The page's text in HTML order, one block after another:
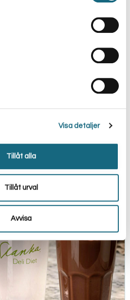
Visa detaljer
Tillåt alla
Tillåt urval
Avvisa
Välj alternativ